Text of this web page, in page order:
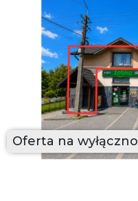
Oferta na